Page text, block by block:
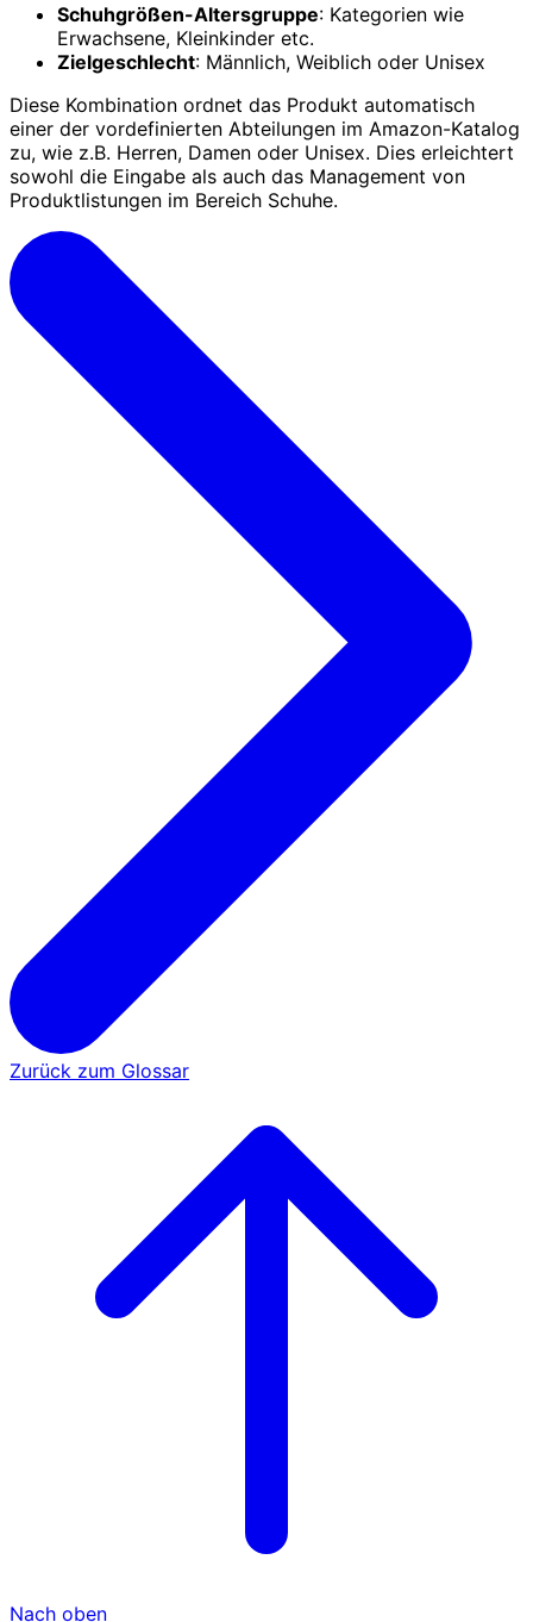
Schuhgrößen-Altersgruppe: Kategorien wie
Erwachsene, Kleinkinder etc.
Zielgeschlecht: Männlich, Weiblich oder Unisex
Diese Kombination ordnet das Produkt automatisch
einer der vordefinierten Abteilungen im Amazon-Katalog
zu, wie z.B. Herren, Damen oder Unisex. Dies erleichtert
sowohl die Eingabe als auch das Management von
Produktlistungen im Bereich Schuhe.
Zurück zum Glossar
Nach oben